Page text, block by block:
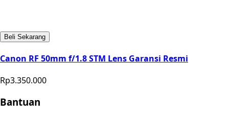
Beli Sekarang
Canon RF 50mm f/1.8 STM Lens Garansi Resmi
Rp3.350.000
Bantuan